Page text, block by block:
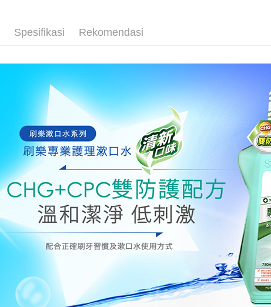
dalam talian
Sila ambil
bagaimanapun,
dan mendaftar
pembayaran
Tempoh
ditambah
Anda boleh
menerima
boleh menerima
produk
lebih lama untuk
pembayaran
pesanan.
Kedua, Sekatan
1. Jumlah yang
NT$10,000.
berdasarkan
2. Amaun
NT$599 atau
NT$60/
NT$599 atau
付款後7-11取貨
NT$60/
NT$599 atau
NT$120/
NT$899 atau
Spesifikasi Rekomendasi